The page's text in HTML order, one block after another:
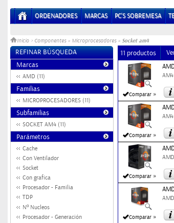
ORDENADORES MARCAS PC'S SOBREMESA
Inicio > Componentes » Microprocesadores » Socket am4
REFINAR BÚSQUEDA
Marcas
AMD (11)
Familias
MICROPROCESADORES (11)
Subfamilias
SOCKET AM4 (11)
Parámetros
Cache
Con Ventilador
Socket
Con grafica
Procesador - Familia
TDP
Nº Nucleos
Procesador - Generación
11 productos
Comparar »
AM4
Comparar »
AM4
Comparar »
Comparar »